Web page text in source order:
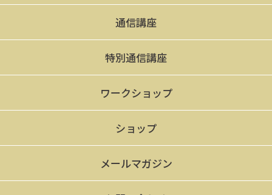
通信講座
特別通信講座
ワークショップ
ショップ
メールマガジン